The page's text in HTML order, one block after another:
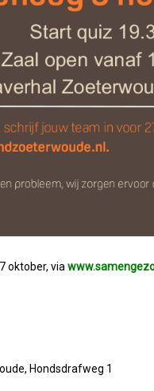
oktober, via
Hondsdrafweg 1